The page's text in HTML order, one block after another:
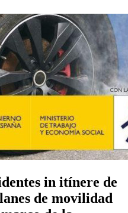
in itínere de
de movilidad